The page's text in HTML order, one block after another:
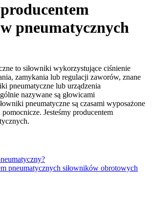
pneumatycznych
to siłowniki wykorzystujące ciśnienie
zamykania lub regulacji zaworów, znane
pneumatyczne lub urządzenia
nazywane są głowicami
pneumatyczne są czasami wyposażone
Jesteśmy producentem
pneumatycznych siłowników obrotowych